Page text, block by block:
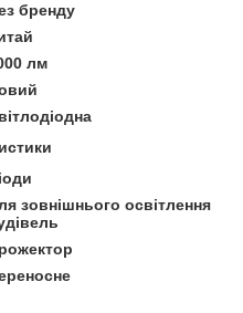
бренду
лм
зовнішнього освітлення